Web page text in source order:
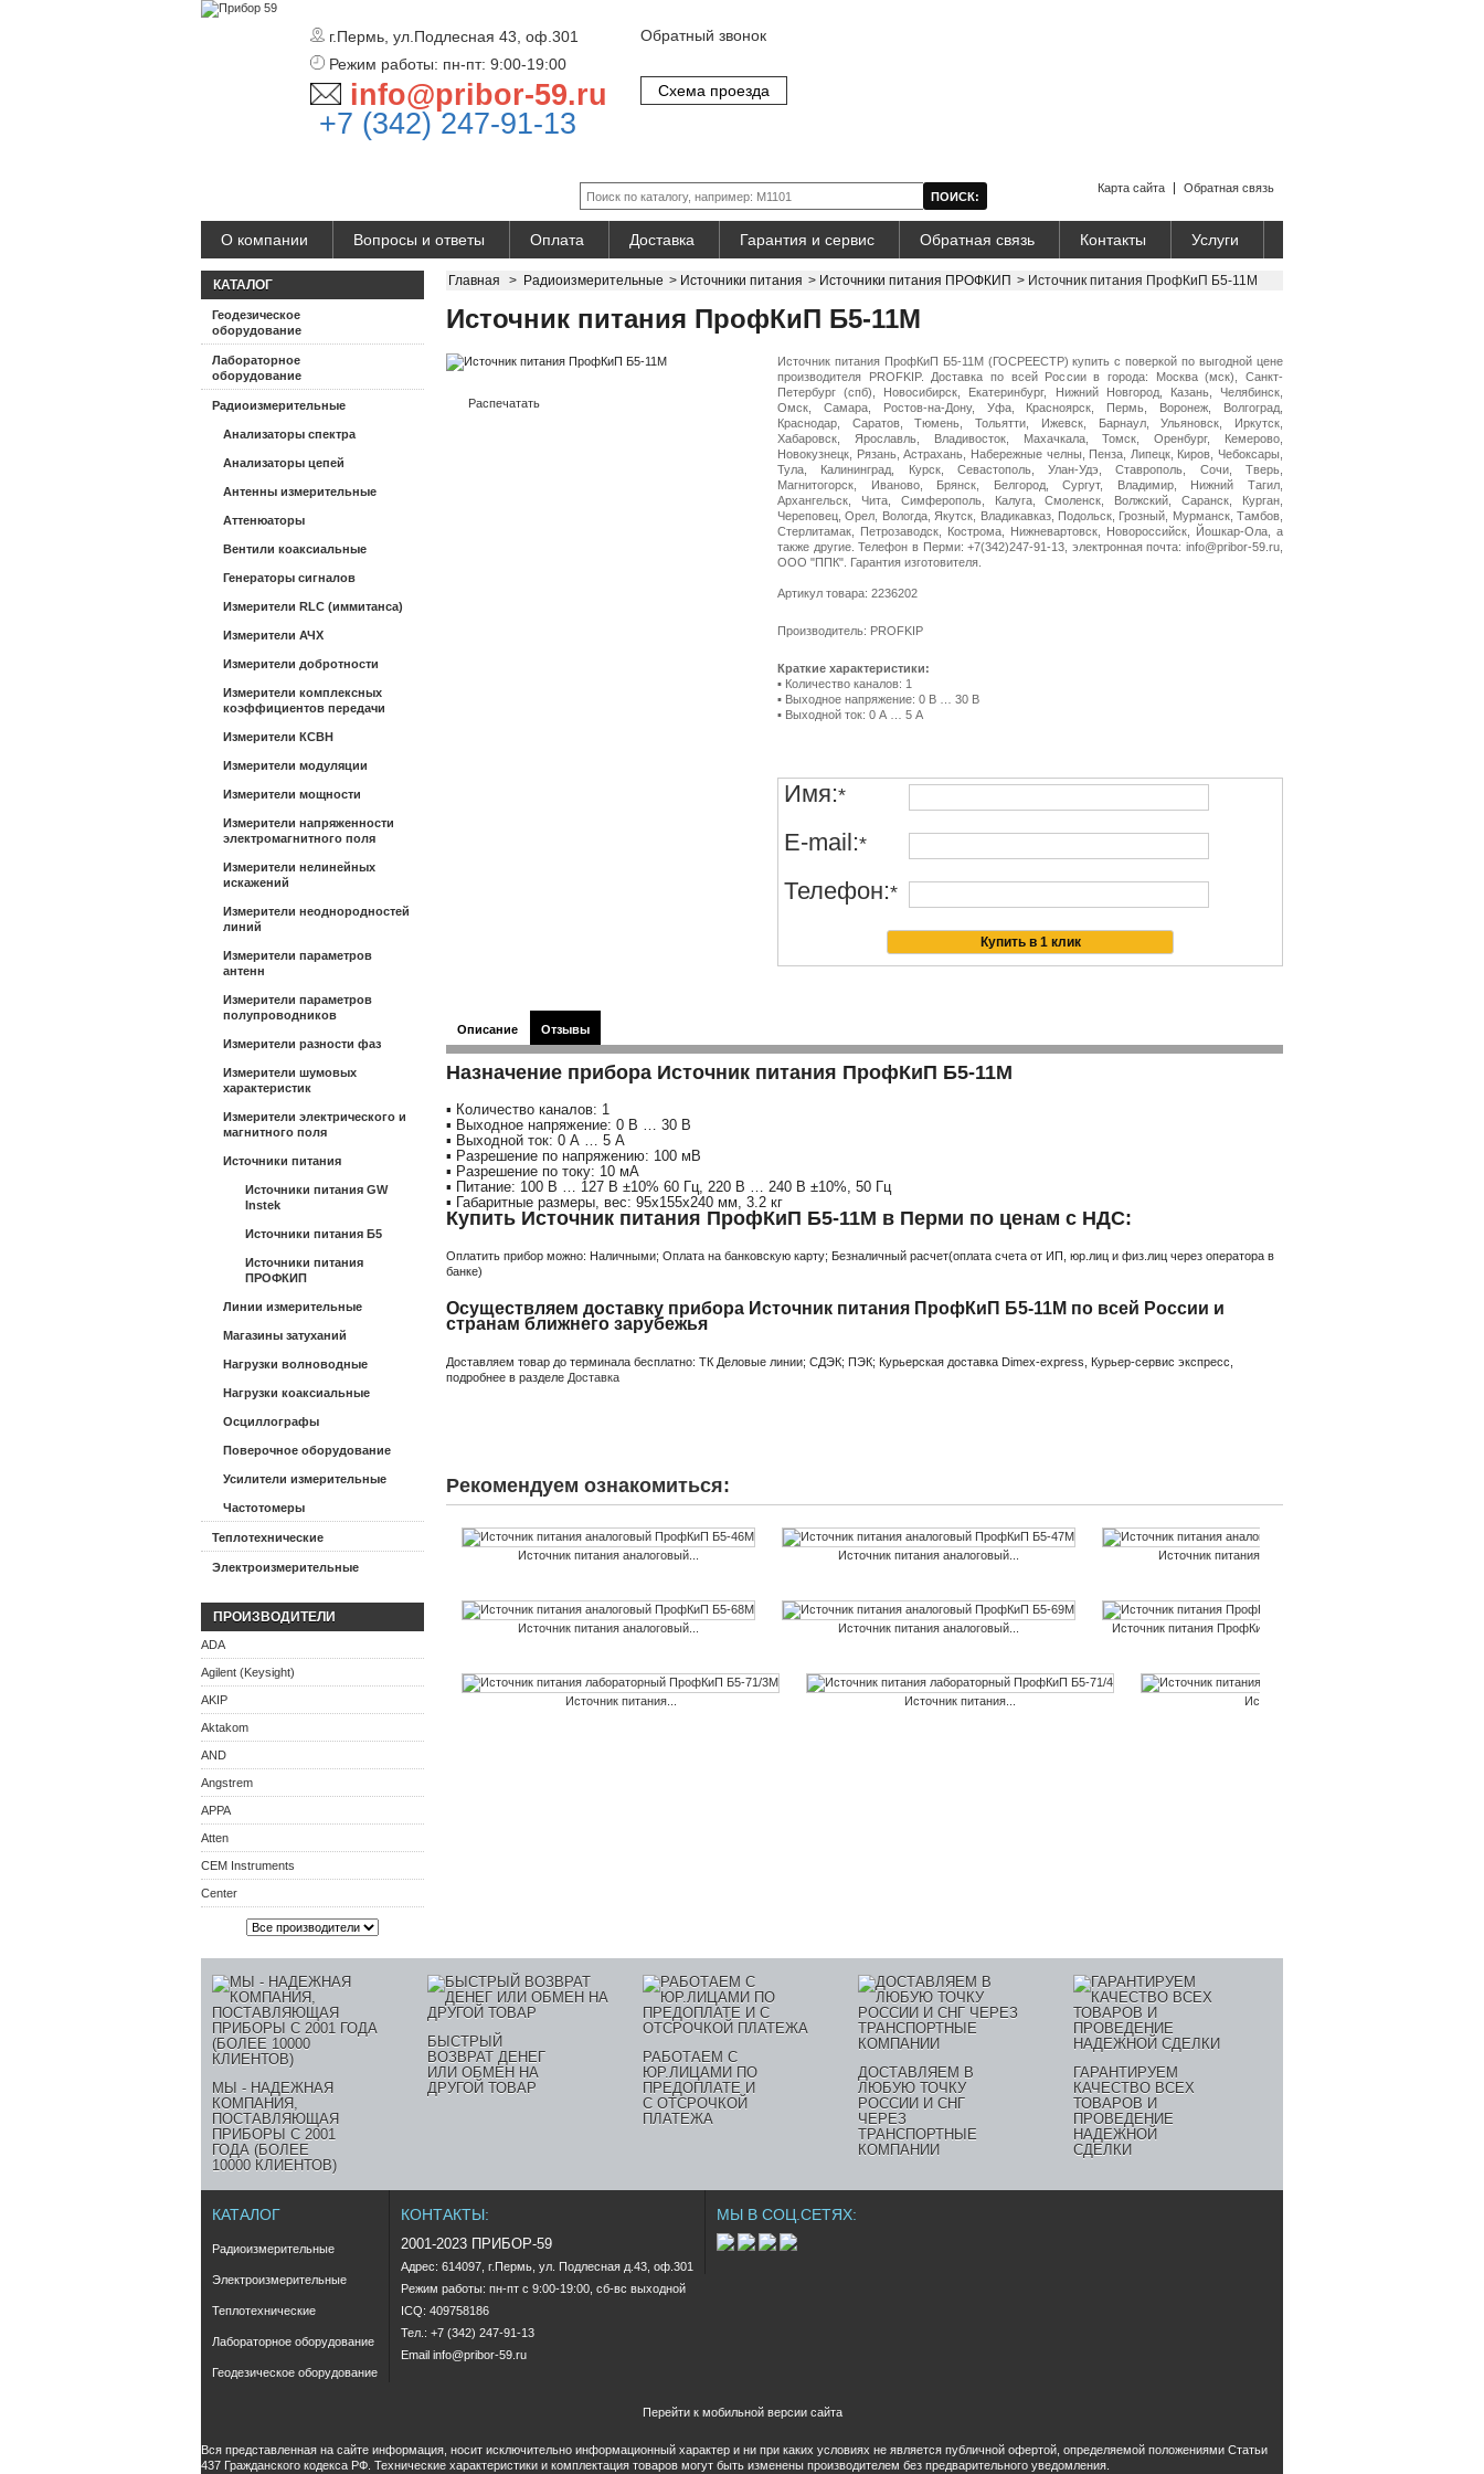
г.Пермь, ул.Подлесная 43, оф.301
Режим работы: пн-пт: 9:00-19:00
info@pribor-59.ru
+7 (342) 247-91-13
Обратный звонок
Схема проезда
Обратная связь
Карта сайта
О компании Вопросы и ответы Оплата Доставка Гарантия и сервис Обратная связь Контакты Услуги
КАТАЛОГ
Геодезическое
оборудование
Лабораторное
оборудование
Радиоизмерительные
Анализаторы спектра
Анализаторы цепей
Антенны измерительные
Аттенюаторы
Вентили коаксиальные
Генераторы сигналов
Измерители RLC (иммитанса)
Измерители АЧХ
Измерители добротности
Измерители комплексных
коэффициентов передачи
Измерители КСВН
Измерители модуляции
Измерители мощности
Измерители напряженности
электромагнитного поля
Измерители нелинейных
искажений
Измерители неоднородностей
линий
Измерители параметров
антенн
Измерители параметров
полупроводников
Измерители разности фаз
Измерители шумовых
характеристик
Измерители электрического и
магнитного поля
Источники питания
Источники питания GW
Instek
Источники питания Б5
Источники питания
ПРОФКИП
Линии измерительные
Магазины затуханий
Нагрузки волноводные
Нагрузки коаксиальные
Осциллографы
Поверочное оборудование
Усилители измерительные
Частотомеры
Теплотехнические
Электроизмерительные
ПРОИЗВОДИТЕЛИ
ADA
Agilent (Keysight)
AKIP
Aktakom
AND
Angstrem
APPA
Atten
CEM Instruments
Center
Главная > Радиоизмерительные > Источники питания > Источники питания ПРОФКИП > Источник питания ПрофКиП Б5-11М
Источник питания ПрофКиП Б5-11М
Распечатать
Источник питания ПрофКиП Б5-11М (ГОСРЕЕСТР) купить с поверкой по выгодной цене
производителя PROFKIP. Доставка по всей России в города: Москва (мск), Санкт-
Петербург (спб), Новосибирск, Екатеринбург, Нижний Новгород, Казань, Челябинск,
Омск, Самара, Ростов-на-Дону, Уфа, Красноярск, Пермь, Воронеж, Волгоград,
Краснодар, Саратов, Тюмень, Тольятти, Ижевск, Барнаул, Ульяновск, Иркутск,
Хабаровск, Ярославль, Владивосток, Махачкала, Томск, Оренбург, Кемерово,
Новокузнецк, Рязань, Астрахань, Набережные челны, Пенза, Липецк, Киров, Чебоксары,
Тула, Калининград, Курск, Севастополь, Улан-Удэ, Ставрополь, Сочи, Тверь,
Магнитогорск, Иваново, Брянск, Белгород, Сургут, Владимир, Нижний Тагил,
Архангельск, Чита, Симферополь, Калуга, Смоленск, Волжский, Саранск, Курган,
Череповец, Орел, Вологда, Якутск, Владикавказ, Подольск, Грозный, Мурманск, Тамбов,
Стерлитамак, Петрозаводск, Кострома, Нижневартовск, Новороссийск, Йошкар-Ола, а
также другие. Телефон в Перми: +7(342)247-91-13, электронная почта: info@pribor-59.ru,
ООО "ППК". Гарантия изготовителя.
Артикул товара: 2236202
Производитель: PROFKIP
Краткие характеристики:
▪ Количество каналов: 1
▪ Выходное напряжение: 0 В … 30 В
▪ Выходной ток: 0 А … 5 А
Имя:*
E-mail:*
Телефон:*
Описание Отзывы
Назначение прибора Источник питания ПрофКиП Б5-11М
▪ Количество каналов: 1
▪ Выходное напряжение: 0 В … 30 В
▪ Выходной ток: 0 А … 5 А
▪ Разрешение по напряжению: 100 мВ
▪ Разрешение по току: 10 мА
▪ Питание: 100 В … 127 В ±10% 60 Гц, 220 В … 240 В ±10%, 50 Гц
▪ Габаритные размеры, вес: 95х155х240 мм, 3.2 кг
Купить Источник питания ПрофКиП Б5-11М в Перми по ценам с НДС:
Оплатить прибор можно: Наличными; Оплата на банковскую карту; Безналичный расчет(оплата счета от ИП, юр.лиц и физ.лиц через оператора в
банке)
Осуществляем доставку прибора Источник питания ПрофКиП Б5-11М по всей России и
странам ближнего зарубежья
Доставляем товар до терминала бесплатно: ТК Деловые линии; СДЭК; ПЭК; Курьерская доставка Dimex-express, Курьер-сервис экспресс,
подробнее в разделе Доставка
Рекомендуем ознакомиться:
Источник питания аналоговый... Источник питания аналоговый... Источник питания аналоговый...
Источник питания аналоговый... Источник питания аналоговый... Источник питания ПрофКиП Б5-6М
Источник питания... Источник питания... Источник питания...
МЫ - НАДЕЖНАЯ
КОМПАНИЯ,
ПОСТАВЛЯЮЩАЯ
ПРИБОРЫ С 2001
ГОДА (БОЛЕЕ
10000 КЛИЕНТОВ)
БЫСТРЫЙ
ВОЗВРАТ ДЕНЕГ
ИЛИ ОБМЕН НА
ДРУГОЙ ТОВАР
РАБОТАЕМ С
ЮР.ЛИЦАМИ ПО
ПРЕДОПЛАТЕ И
С ОТСРОЧКОЙ
ПЛАТЕЖА
ДОСТАВЛЯЕМ В
ЛЮБУЮ ТОЧКУ
РОССИИ И СНГ
ЧЕРЕЗ
ТРАНСПОРТНЫЕ
КОМПАНИИ
ГАРАНТИРУЕМ
КАЧЕСТВО ВСЕХ
ТОВАРОВ И
ПРОВЕДЕНИЕ
НАДЕЖНОЙ
СДЕЛКИ
КАТАЛОГ
Радиоизмерительные
Электроизмерительные
Теплотехнические
Лабораторное оборудование
Геодезическое оборудование
КОНТАКТЫ:
2001-2023 ПРИБОР-59
Адрес: 614097, г.Пермь, ул. Подлесная д.43, оф.301
Режим работы: пн-пт c 9:00-19:00, сб-вс выходной
ICQ: 409758186
Тел.: +7 (342) 247-91-13
Email info@pribor-59.ru
МЫ В СОЦ.СЕТЯХ:
Перейти к мобильной версии сайта
Вся представленная на сайте информация, носит исключительно информационный характер и ни при каких условиях не является публичной офертой, определяемой положениями Статьи
437 Гражданского кодекса РФ. Технические характеристики и комплектация товаров могут быть изменены производителем без предварительного уведомления.